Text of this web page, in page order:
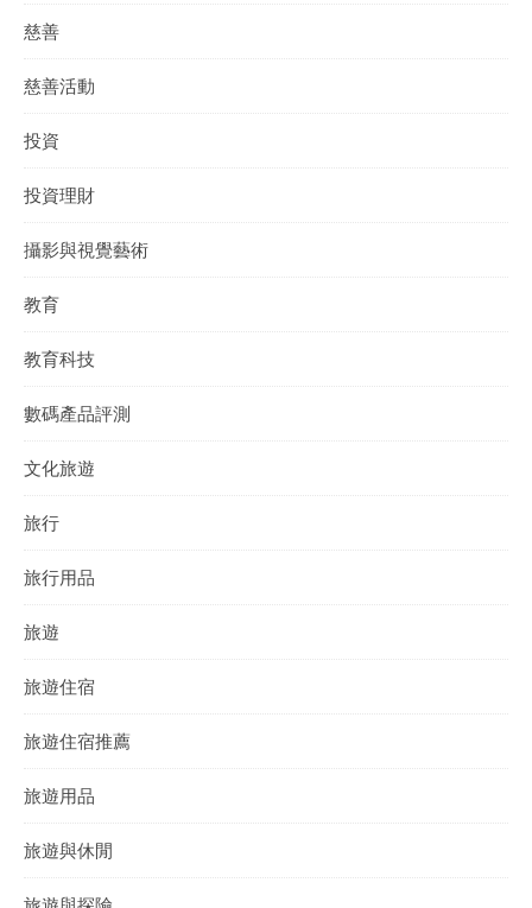
慈善
慈善活動
投資
投資理財
攝影與視覺藝術
教育
教育科技
數碼產品評測
文化旅遊
旅行
旅行用品
旅遊
旅遊住宿
旅遊住宿推薦
旅遊用品
旅遊與休閒